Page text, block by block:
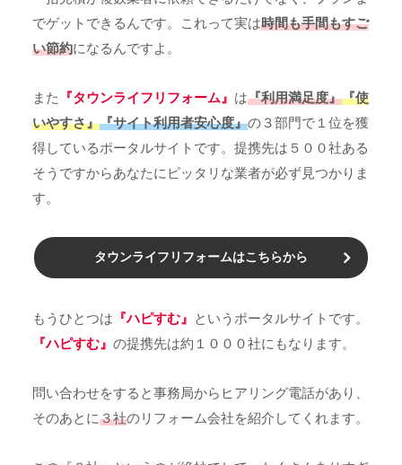
でゲットできるんです。これって実は時間も手間もすご
い節約になるんですよ。
また 『タウンライフリフォーム』 は『利用満足度』『使
いやすさ』『サイト利用者安心度』の３部門で１位を獲
得しているポータルサイトです。提携先は５００社ある
そうですからあなたにピッタリな業者が必ず見つかりま
す。
タウンライフリフォームはこちらから
もうひとつは 『ハピすむ』 というポータルサイトです。
『ハピすむ』 の提携先は約１０００社にもなります。
問い合わせをすると事務局からヒアリング電話があり、
そのあとに３社のリフォーム会社を紹介してくれます。